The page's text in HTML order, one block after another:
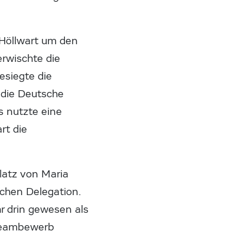
um den
die
die
Deutsche
nutzte eine
die
von Maria
Delegation.
drin gewesen als